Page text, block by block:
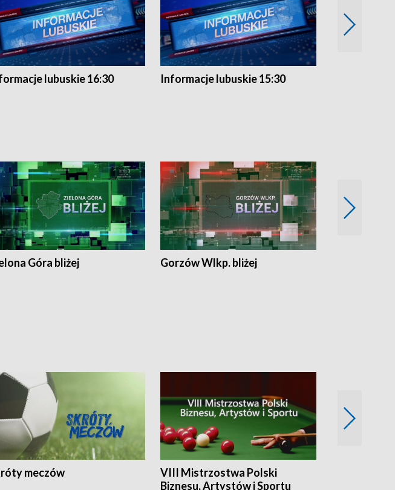
lubuskie 16:30 Informacje lubuskie 15:30
Góra bliżej Gorzów Wlkp. bliżej
meczów
VIII Mistrzostwa Polski
Biznesu, Artystów i Sportu